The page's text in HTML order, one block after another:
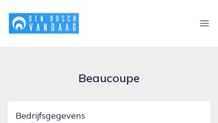
denboschvandaag.nl
Beaucoupe
Bedrijfsgegevens